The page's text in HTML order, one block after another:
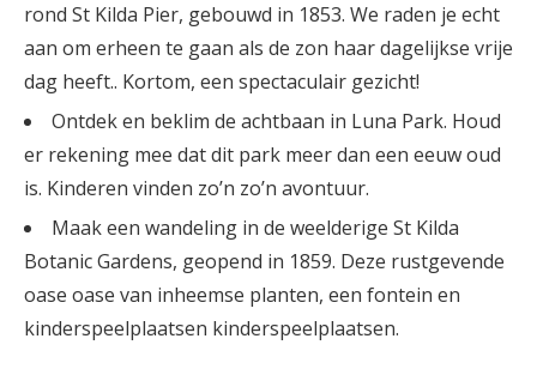
rond St Kilda Pier, gebouwd in 1853. We raden je echt
aan om erheen te gaan als de zon haar dagelijkse vrije
dag heeft.. Kortom, een spectaculair gezicht!
Ontdek en beklim de achtbaan in Luna Park. Houd
er rekening mee dat dit park meer dan een eeuw oud
is. Kinderen vinden zo’n zo’n avontuur.
Maak een wandeling in de weelderige St Kilda
Botanic Gardens, geopend in 1859. Deze rustgevende
oase oase van inheemse planten, een fontein en
kinderspeelplaatsen kinderspeelplaatsen.